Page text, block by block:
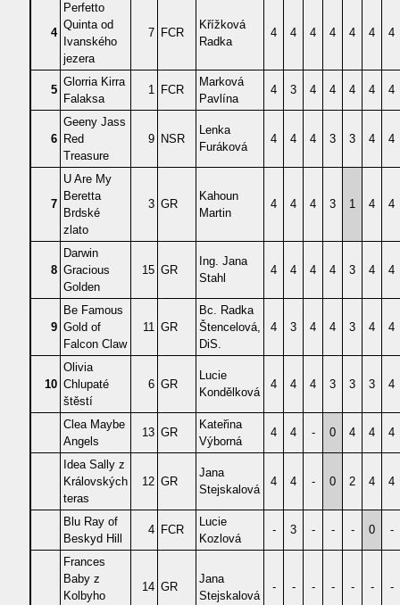
4
Perfetto
Quinta od
Ivanského
jezera
7 FCR
Křížková
Radka
4 4 4 4 4 4 4
5
Glorria Kirra
Falaksa
1 FCR
Marková
Pavlína
4 3 4 4 4 4 4
6
Geeny Jass
Red
Treasure
9 NSR
Lenka
Furáková
4 4 4 3 3 4 4
7
U Are My
Beretta
Brdské
zlato
3 GR
Kahoun
Martin
4 4 4 3 1 4 4
8
Darwin
Gracious
Golden
15 GR
Ing. Jana
Stahl
4 4 4 4 3 4 4
9
Be Famous
Gold of
Falcon Claw
11 GR
Bc. Radka
Štencelová,
DiS.
4 3 4 4 3 4 4
10
Olivia
Chlupaté
štěstí
6 GR
Lucie
Kondělková
4 4 4 3 3 3 4
Clea Maybe
Angels
13 GR
Kateřina
Výborná
4 4 - 0 4 4 4
Idea Sally z
Královských
teras
12 GR
Jana
Stejskalová
4 4 - 0 2 4 4
Blu Ray of
Beskyd Hill
4 FCR
Lucie
Kozlová
- 3 - - - 0 -
Frances
Baby z
Kolbyho
14 GR
Jana
Stejskalová
- - - - - - -